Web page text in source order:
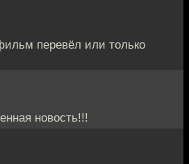
перевёл или только
новость!!!